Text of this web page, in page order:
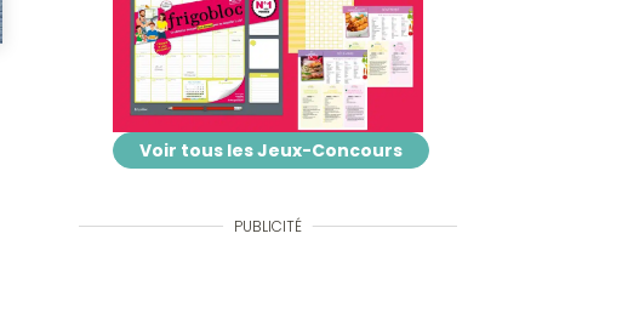
Voir tous les Jeux-Concours
PUBLICITÉ